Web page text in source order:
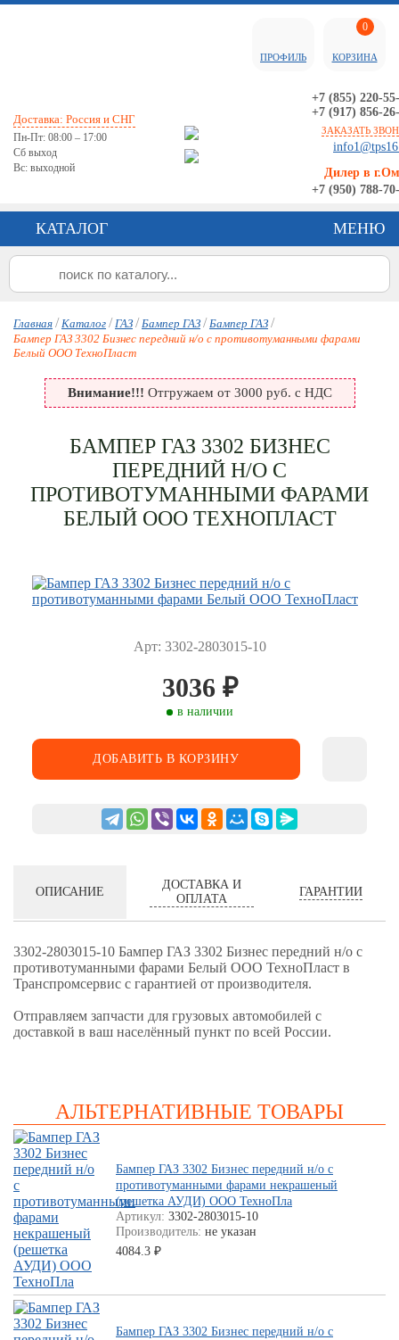
Доставка: Россия и СНГ
Пн-Пт: 08:00 – 17:00
Сб выход
Вс: выходной
+7 (855) 220-
+7 (917) 856-
ЗАКАЗАТЬ
Дилер в
+7 (950) 788-
ПРОФИЛЬ
0
КОРЗИНА
КАТАЛОГ МЕНЮ
Главная / Каталог / ГАЗ / Бампер ГАЗ / Бампер ГАЗ /
Бампер ГАЗ 3302 Бизнес передний н/о с противотуманными фарами
Белый ООО ТехноПласт
Внимание!!! Отгружаем от 3000 руб. с НДС
БАМПЕР ГАЗ 3302 БИЗНЕС
ПЕРЕДНИЙ Н/О С
ПРОТИВОТУМАННЫМИ ФАРАМИ
БЕЛЫЙ ООО ТЕХНОПЛАСТ
Арт: 3302-2803015-10
3036 ₽
в наличии
ДОБАВИТЬ В КОРЗИНУ
ОПИСАНИЕ
ДОСТАВКА И
ОПЛАТА
ГАРАНТИИ
3302-2803015-10 Бампер ГАЗ 3302 Бизнес передний н/о с
противотуманными фарами Белый ООО ТехноПласт в
Транспромсервис с гарантией от производителя.
Отправляем запчасти для грузовых автомобилей с
доставкой в ваш населённый пункт по всей России.
АЛЬТЕРНАТИВНЫЕ ТОВАРЫ
Бампер ГАЗ 3302 Бизнес передний н/о c
противотуманными фарами некрашеный
(решетка АУДИ) ООО ТехноПла
Артикул: 3302-2803015-10
Производитель: не указан
4084.3 ₽
Бампер ГАЗ 3302 Бизнес передний н/о c